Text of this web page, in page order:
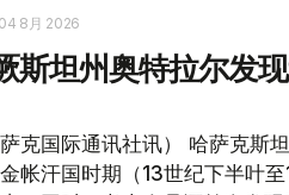
8月 2026
斯坦州奥特拉尔发
萨克国际通讯社讯） 哈萨克斯
帐汗国时期（13世纪下半叶